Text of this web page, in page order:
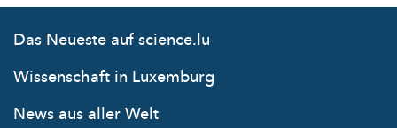
Das Neueste auf science.lu
Wissenschaft in Luxemburg
News aus aller Welt